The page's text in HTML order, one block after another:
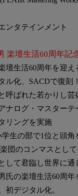
ンタテインメント
楽壇生活60周年記
壇生活60周年を迎
ル化、SACDで復刻
呼ばれた若かりし
ナログ・マスター
リングを実施
生の部で1位と頭
団のコンマスとし
して君臨し世界に
氏の楽壇生活60周
初デジタル化。